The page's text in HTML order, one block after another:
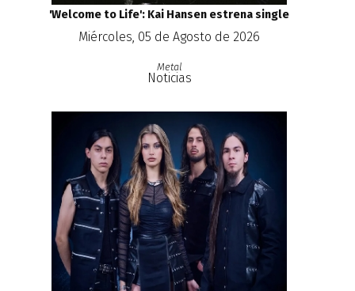
'Welcome to Life': Kai Hansen estrena single
Miércoles, 05 de Agosto de 2026
Metal
Noticias